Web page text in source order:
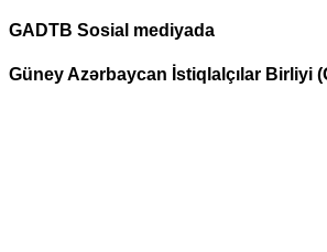
GADTB Sosial mediyada
Güney Azərbaycan İstiqlalçılar Birliyi